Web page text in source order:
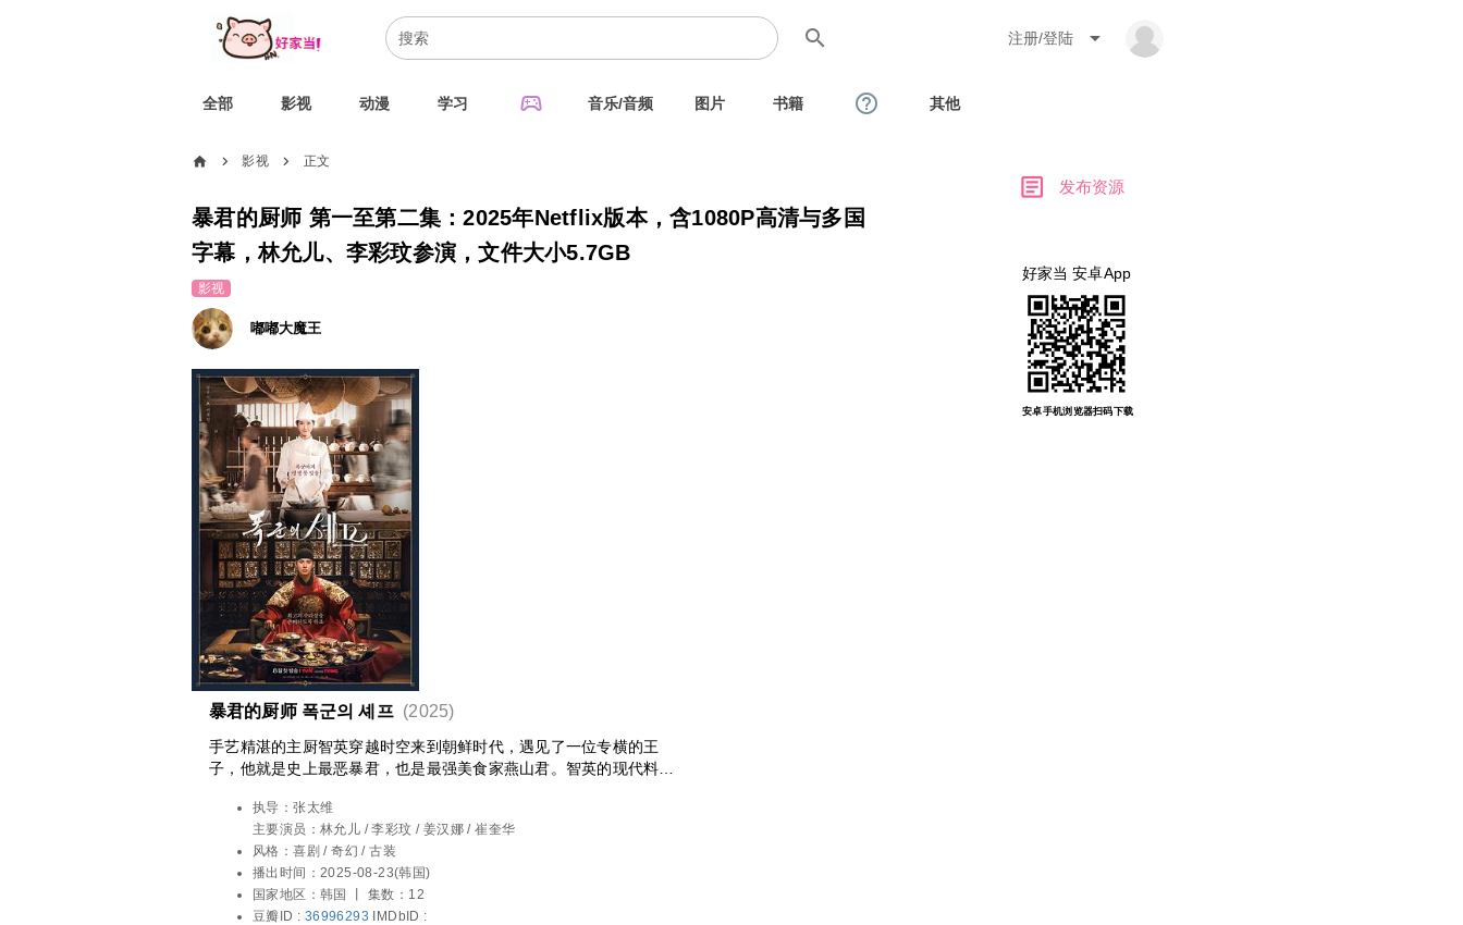
search 注册/登陆 arrow_drop_down
全部 影视 动漫 学习 sports_esports 音乐/音频 图片 书籍 help_outline 其他
home chevron_right 影视 chevron_right 正文
暴君的厨师 第一至第二集：2025年Netflix版本，含1080P高清与多国
字幕，林允儿、李彩玟参演，文件大小5.7GB
影视
嘟嘟大魔王
暴君的厨师 폭군의 셰프 (2025)
手艺精湛的主厨智英穿越时空来到朝鲜时代，遇见了一位专横的王
子，他就是史上最恶暴君，也是最强美食家燕山君。智英的现代料理
执导：张太维
主要演员： 林允儿 / 李彩玟 / 姜汉娜 / 崔奎华
风格：喜剧 / 奇幻 / 古装
播出时间： 2025-08-23(韩国)
国家地区： 韩国 丨 集数：12
豆瓣ID : 36996293 IMDbID :
article 发布资源
好家当 安卓App
安卓手机浏览器扫码下载